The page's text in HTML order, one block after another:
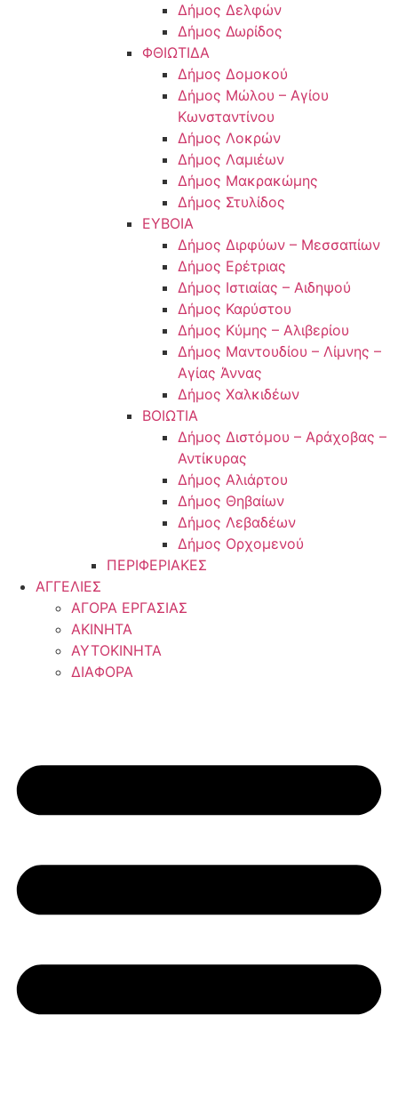
Δήμος Δελφών
Δήμος Δωρίδος
ΦΘΙΩΤΙΔΑ
Δήμος Δομοκού
Δήμος Μώλου – Αγίου
Κωνσταντίνου
Δήμος Λοκρών
Δήμος Λαμιέων
Δήμος Μακρακώμης
Δήμος Στυλίδος
ΕΥΒΟΙΑ
Δήμος Διρφύων – Μεσσαπίων
Δήμος Ερέτριας
Δήμος Ιστιαίας – Αιδηψού
Δήμος Καρύστου
Δήμος Κύμης – Αλιβερίου
Δήμος Μαντουδίου – Λίμνης –
Αγίας Άννας
Δήμος Χαλκιδέων
ΒΟΙΩΤΙΑ
Δήμος Διστόμου – Αράχοβας –
Αντίκυρας
Δήμος Αλιάρτου
Δήμος Θηβαίων
Δήμος Λεβαδέων
Δήμος Ορχομενού
ΠΕΡΙΦΕΡΙΑΚΕΣ
ΑΓΓΕΛΙΕΣ
ΑΓΟΡΑ ΕΡΓΑΣΙΑΣ
ΑΚΙΝΗΤΑ
ΑΥΤΟΚΙΝΗΤΑ
ΔΙΑΦΟΡΑ